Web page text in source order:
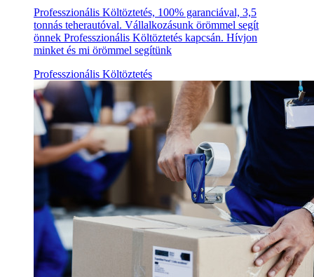
Professzionális Költöztetés, 100% garanciával, 3,5
tonnás teherautóval. Vállalkozásunk örömmel segít
önnek Professzionális Költöztetés kapcsán. Hívjon
minket és mi örömmel segítünk
Professzionális Költöztetés